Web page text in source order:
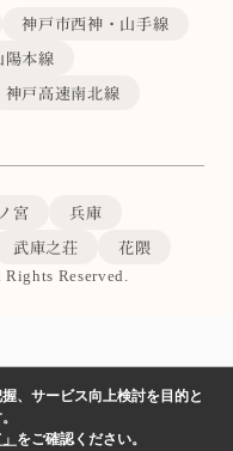
神戸市西神・山手線
陽本線
神戸高速南北線
宮
兵庫
武庫之荘 花隈
Reserved.
、サービス向上検討を目的と
をご確認ください。